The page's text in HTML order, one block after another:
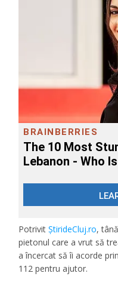
PotrivitȘtirideCluj.ro,
pietonul care a vrut să
a încercat să îi acorde
112 pentru ajutor.